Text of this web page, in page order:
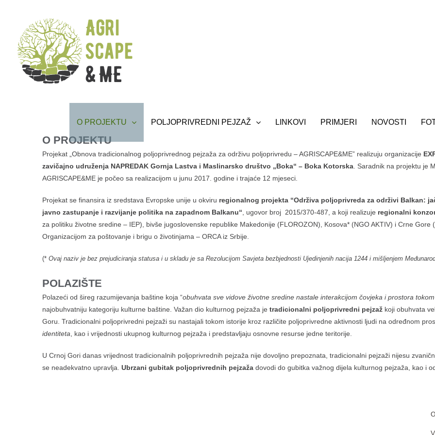
O PROJEKTU POLJOPRIVREDNI PEJZAŽ LINKOVI PRIMJERI NOVOSTI
O PROJEKTU
Projekat „Obnova tradicionalnog poljoprivrednog pejzaža za održivu poljoprivredu – AGRISCAPE&ME” realizuju organizacije
zavičajno udruženja NAPREDAK Gornja Lastva i Maslinarsko društvo „Boka“ – Boka Kotorska . Saradnik na projektu je
AGRISCAPE&ME je počeo sa realizacijom u junu 2017. godine i trajaće 12 mjeseci.
Projekat se finansira iz sredstava Evropske unije u okviru regionalnog projekta “Održiva poljoprivreda za održivi Balkan:
javno zastupanje i razvijanje politika na zapadnom Balkanu“ , ugovor broj 2015/370-487, a koji realizuje regionalni
za politiku životne sredine – IEP), bivše jugoslovenske republike Makedonije (FLOROZON), Kosova* (NGO AKTIV) i Crne
Organizacijom za poštovanje i brigu o životinjama – ORCA iz Srbije.
(* Ovaj naziv je bez prejudiciranja statusa i u skladu je sa Rezolucijom Savjeta bezbjednosti Ujedinjenih nacija 1244 i mišljenjem
POLAZIŠTE
Polazeći od šireg razumijevanja baštine koja “obuhvata sve vidove životne sredine nastale interakcijom čovjeka i prostora
najobuhvatniju kategoriju kulturne baštine. Važan dio kulturnog pejzaža je tradicionalni poljoprivredni pejzaž koji obuhvata
Goru. Tradicionalni poljoprivredni pejzaži su nastajali tokom istorije kroz različite poljoprivredne aktivnosti ljudi na određnom
identiteta , kao i vrijednosti ukupnog kulturnog pejzaža i predstavljaju osnovne resurse jedne teritorije.
U Crnoj Gori danas vrijednost tradicionalnih poljoprivrednih pejzaža nije dovoljno prepoznata, tradicionalni pejzaži nijesu
se neadekvatno upravlja. Ubrzani gubitak poljoprivrednih pejzaža dovodi do gubitka važnog dijela kulturnog pejzaža, kao i
PRONADJITE NAS NA FACEBOOKU
PRIJAVI SE NA NASU MAILING LISTU
EXPEDITIO
Kulturno zavičajno udruženjeNAPREDAK, Gornja Lastva
SARADNIK